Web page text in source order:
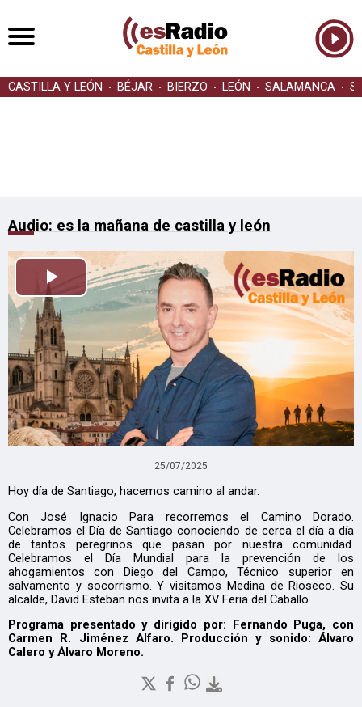
CASTILLA Y LEÓN BÉJAR BIERZO LEÓN SALAMANCA
Audio: es la mañana de castilla y león
Reproducir
25/07/2025
Hoy día de Santiago, hacemos camino al andar.
Con José Ignacio Para recorremos el Camino Dorado.
Celebramos el Día de Santiago conociendo de cerca el día a día
de tantos peregrinos que pasan por nuestra comunidad.
Celebramos el Día Mundial para la prevención de los
ahogamientos con Diego del Campo, Técnico superior en
salvamento y socorrismo. Y visitamos Medina de Rioseco. Su
alcalde, David Esteban nos invita a la XV Feria del Caballo.
Programa presentado y dirigido por: Fernando Puga, con
Carmen R. Jiménez Alfaro. Producción y sonido: Álvaro
Calero y Álvaro Moreno.